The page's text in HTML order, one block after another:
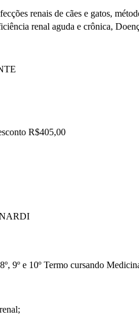
renais de cães e gatos,
renal aguda e crônica,
R$405,00
9º e 10º Termo cursando